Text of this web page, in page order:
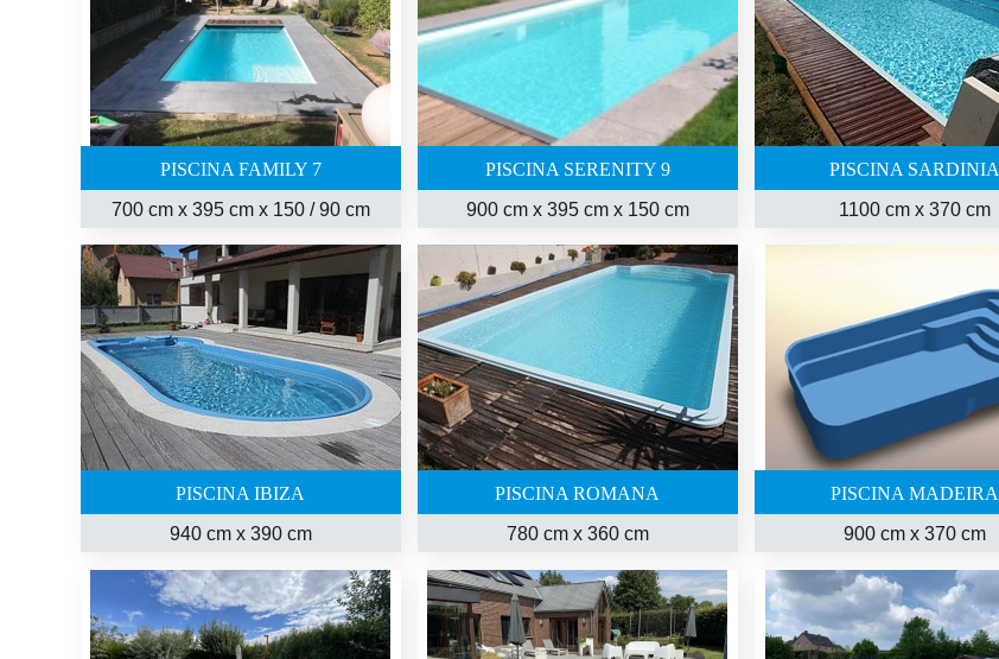
PISCINA FAMILY 7
700 cm x 395 cm x 150 / 90 cm
PISCINA SERENITY 9
900 cm x 395 cm x 150 cm
PISCINA SARDINIA
1100 cm x370 cm
PISCINA IBIZA
940 cmx 390 cm
PISCINA ROMANA
780 cmx 360 cm
PISCINA MADEIRA
900 cm x370 cm